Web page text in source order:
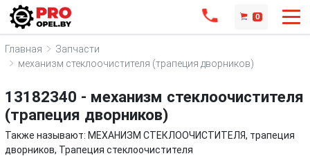
0
Главная
Запчасти
механизм стеклоочистителя (трапеция дворников)
13182340 - механизм стеклоочистителя
(трапеция дворников)
Также называют: МЕХАНИЗМ СТЕКЛООЧИСТИТЕЛЯ, трапеция
дворников, Трапеция стеклоочистителя